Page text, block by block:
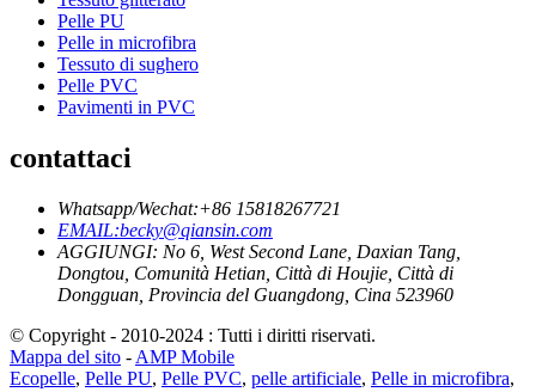
Pelle PU
Pelle in microfibra
Tessuto di sughero
Pelle PVC
Pavimenti in PVC
contattaci
Whatsapp/Wechat:+86 15818267721
EMAIL:becky@qiansin.com
AGGIUNGI: No 6, West Second Lane, Daxian Tang,
Dongtou, Comunità Hetian, Città di Houjie, Città di
Dongguan, Provincia del Guangdong, Cina 523960
© Copyright - 2010-2024 : Tutti i diritti riservati.
Mappa del sito - AMP Mobile
Ecopelle, Pelle PU, Pelle PVC, pelle artificiale, Pelle in microfibra,